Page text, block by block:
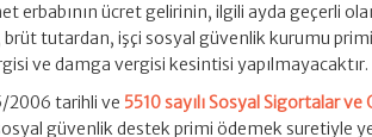
erbabının ücret gelirinin, ilgili ayda geçerli
brüt tutardan, işçi sosyal güvenlik kurumu
ve damga vergisi kesintisi yapılmayacaktır.
2006 tarihli ve 5510 sayılı Sosyal Sigortalar
güvenlik destek primi ödemek suretiyle